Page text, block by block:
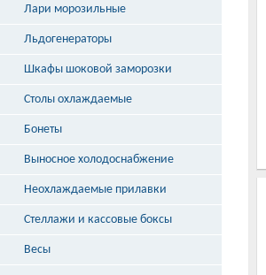
Лари морозильные
Льдогенераторы
Шкафы шоковой заморозки
Столы охлаждаемые
Бонеты
Выносное холодоснабжение
Неохлаждаемые прилавки
Стеллажи и кассовые боксы
Весы